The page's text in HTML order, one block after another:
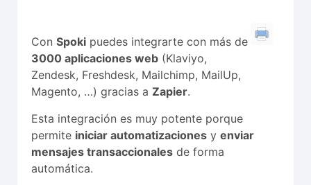
Con Spoki puedes integrarte con más de
3000 aplicaciones web (Klaviyo,
Zendesk, Freshdesk, Mailchimp, MailUp,
Magento, …) gracias a Zapier.
Esta integración es muy potente porque
permite iniciar automatizaciones y enviar
mensajes transaccionales de forma
automática.